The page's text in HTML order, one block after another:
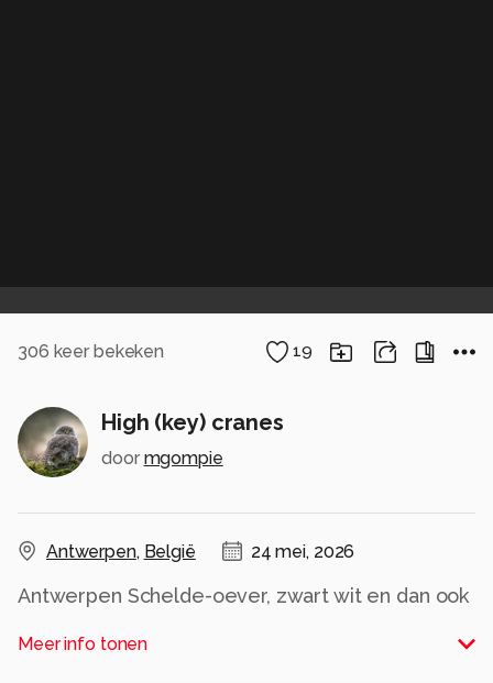
306 keer bekeken 19
High (key) cranes
door mgompie
Antwerpen, België 24 mei, 2026
Antwerpen Schelde-oever, zwart wit en dan ook
ook kunnen......en weer leuk om te doen.
Meer info tonen